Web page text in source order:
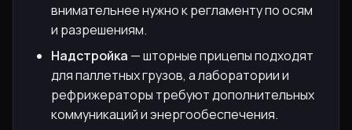
внимательнее нужно к регламенту по осям
и разрешениям.
Надстройка — шторные прицепы подходят
для паллетных грузов, а лаборатории и
рефрижераторы требуют дополнительных
коммуникаций и энергообеспечения.